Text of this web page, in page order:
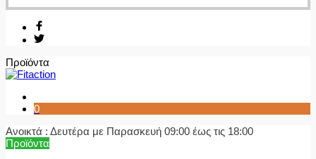
Προϊόντα
0
Ανοικτά : Δευτέρα με Παρασκευή 09:00 έως τις 18:00
Προϊόντα